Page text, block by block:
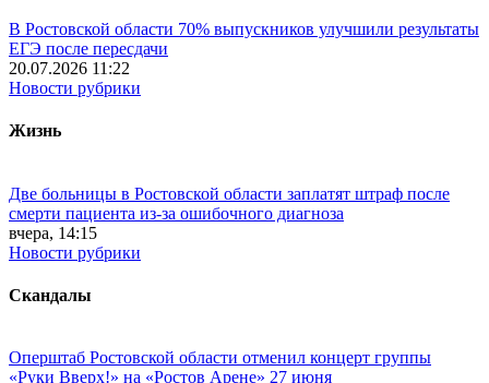
В Ростовской области 70% выпускников улучшили результаты
ЕГЭ после пересдачи
20.07.2026 11:22
Новости рубрики
Жизнь
Две больницы в Ростовской области заплатят штраф после
смерти пациента из-за ошибочного диагноза
вчера, 14:15
Новости рубрики
Скандалы
Оперштаб Ростовской области отменил концерт группы
«Руки Вверх!» на «Ростов Арене» 27 июня